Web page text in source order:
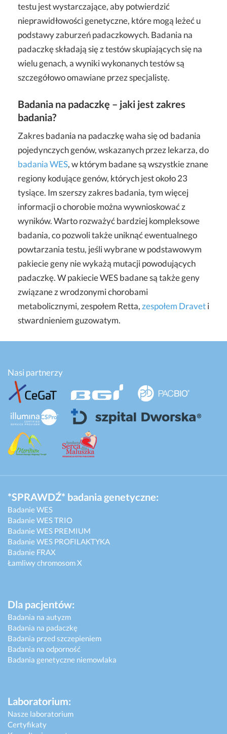
testu jest wystarczające, aby potwierdzić
nieprawidłowości genetyczne, które mogą leżeć u
podstawy zaburzeń padaczkowych. Badania na
padaczkę składają się z testów skupiających się na
wielu genach, a wyniki wykonanych testów są
szczegółowo omawiane przez specjalistę.
Badania na padaczkę – jaki jest zakres
badania?
Zakres badania na padaczkę waha się od badania
pojedynczych genów, wskazanych przez lekarza, do
badania WES, w którym badane są wszystkie znane
regiony kodujące genów, których jest około 23
tysiące. Im szerszy zakres badania, tym więcej
informacji o chorobie można wywnioskować z
wyników. Warto rozważyć bardziej kompleksowe
badania, co pozwoli także uniknąć ewentualnego
powtarzania testu, jeśli wybrane w podstawowym
pakiecie geny nie wykażą mutacji powodujących
padaczkę. W pakiecie WES badane są także geny
związane z wrodzonymi chorobami
metabolicznymi, zespołem Retta, zespołem Draveti
stwardnieniem guzowatym.
Nasi partnerzy
*SPRAWDŹ* badania genetyczne:
Badanie WES
Badanie WES TRIO
Badanie WES PREMIUM
Badanie WES PROFILAKTYKA
Badanie FRAX
Łamliwy chromosom X
Dla pacjentów:
Badania na autyzm
Badania na padaczkę
Badania przed szczepieniem
Badania na odporność
Badania genetyczne niemowlaka
Laboratorium:
Nasze laboratorium
Certyfikaty